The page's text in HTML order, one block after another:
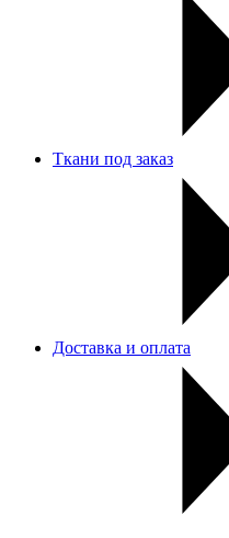
Ткани под заказ
Доставка и оплата